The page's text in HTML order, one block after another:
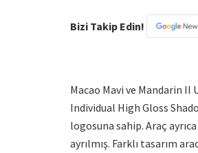
Bizi Takip Edin!
Macao Mavi ve Mandarin
Individual High Gloss
logosuna sahip. Araç
ayrılmış. Farklı tasarım